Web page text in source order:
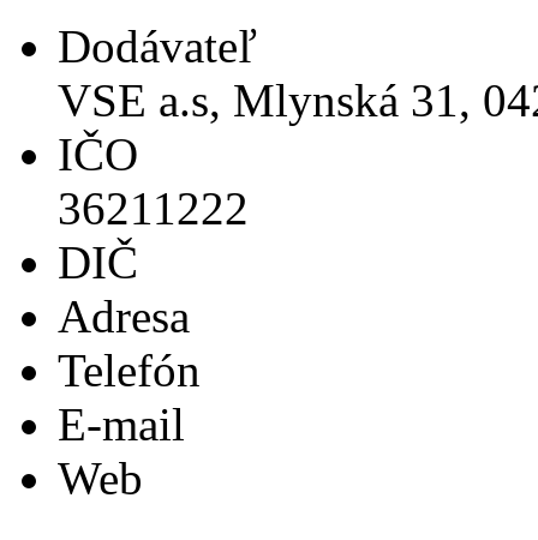
Dodávateľ
VSE a.s, Mlynská 31,
IČO
36211222
DIČ
Adresa
Telefón
E-mail
Web